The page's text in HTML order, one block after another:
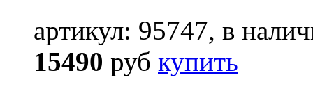
артикул: 95747, в
15490 руб купить